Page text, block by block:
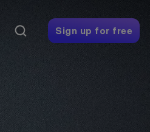
Sign up for free